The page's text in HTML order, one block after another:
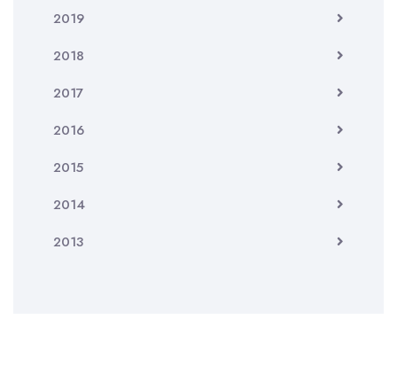
2019
2018
2017
2016
2015
2014
2013